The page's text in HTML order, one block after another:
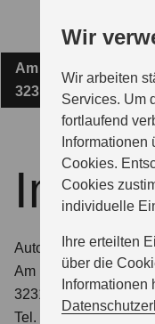
Wir
Wir arbeiten
Services. Um
fortlaufend
Cookies.
Cookies
individuelle
Ihre erteilten
über die
Hauptinhalt
AUTOHAUS
MODELLE
ZUBEHÖR
BERATUNG & KAUF
Am Dornbusch 2
32312 Lübbecke
Autohaus Weitkamp
Am Dornbusch 2
32312 Lübbecke
Tel. 057412346-0